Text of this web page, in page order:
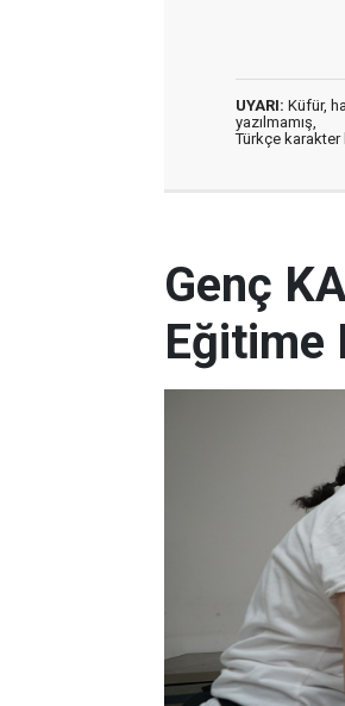
UYARI: Küfür,
yazılmamış,
Türkçe karakter
Genç
Eğitime